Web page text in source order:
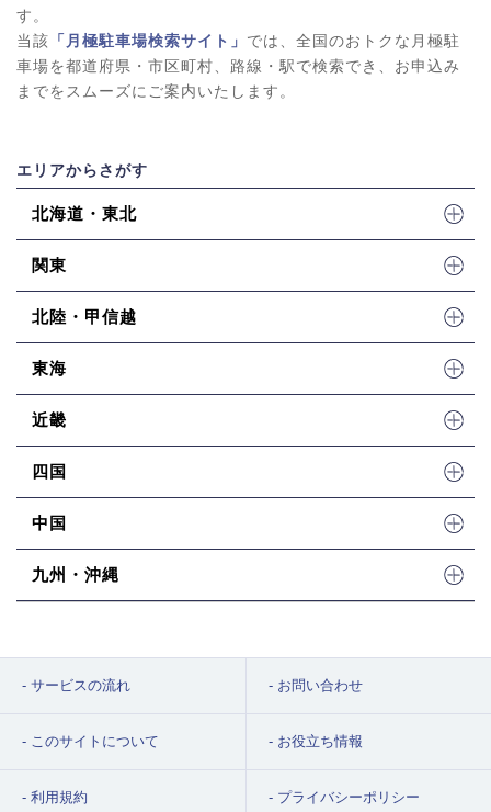
す。
当該 「月極駐車場検索サイト」 では、全国のおトクな月極駐
車場を都道府県・市区町村、路線・駅で検索でき、お申込み
までをスムーズにご案内いたします。
エリアからさがす
北海道・東北
関東
北陸・甲信越
東海
近畿
四国
中国
九州・沖縄
サービスの流れ お問い合わせ
このサイトについて お役立ち情報
利用規約 プライバシーポリシー